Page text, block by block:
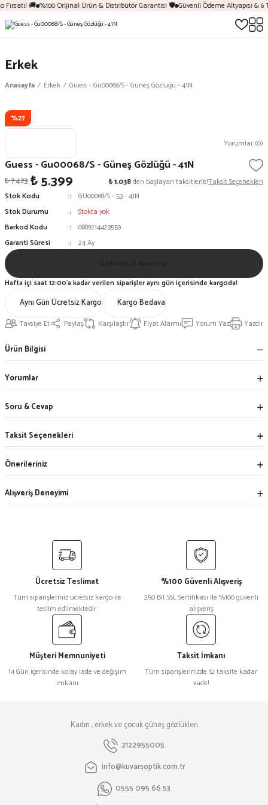
🚚 %100 Orijinal Ürün & Distribütör Garantisi 🛡️ Güvenli Ödeme Altyapısı & 6
Erkek
Anasayfa Erkek Guess - Gu00068/S - Güneş Gözlüğü - 41N
%27
Yorumlar (0)
Guess - Gu00068/S - Güneş Gözlüğü - 41N
₺ 7.423₺ 5.399 ₺ 1.038den başlayan taksitlerle!Taksit Seçenekleri
Stok Kodu
GU00068/S - 53 - 41N
Stok Durumu
Stokta yok
Barkod Kodu
0889214423559
Garanti Süresi
24 Ay
Aynı Gün Ücretsiz Kargo Kargo Bedava
Tavsiye Et Paylaş Karşılaştır Fiyat Alarmı Yorum Yaz Yazdır
Hafta içi saat 12:00'a kadar verilen siparişler aynı gün içerisinde kargoda!
Ürün Bilgisi
Yorumlar
Soru & Cevap
Taksit Seçenekleri
Önerileriniz
Alışveriş Deneyimi
Ücretsiz Teslimat
Tüm siparişleriniz ücretsiz kargo ile
teslim edilmektedir.
%100 Güvenli Alışveriş
250 Bit SSL Sertifikası ile %100 güvenli
alışveriş
Müşteri Memnuniyeti
14 Gün içerisinde kolay iade ve değişim
imkanı
Taksit İmkanı
Tüm siparişlerinizde 12 taksite kadar
vade!
Kadın , erkek ve çocuk güneş gözlükleri
2122955005
info@kuvarsoptik.com.tr
0555 095 66 53